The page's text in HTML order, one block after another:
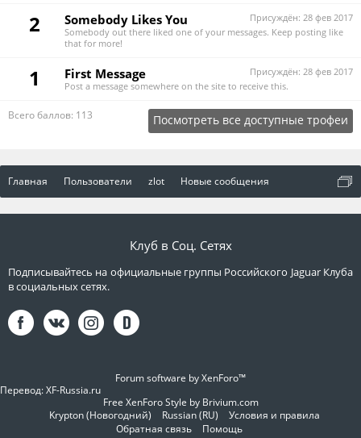
2 Присуждён: 28 фев 2017
Somebody Likes You
Somebody out there liked one of your messages. Keep posting like
that for more!
1 Присуждён: 28 фев 2017
First Message
Post a message somewhere on the site to receive this.
Всего баллов: 113 Посмотреть все доступные трофеи
Главная Пользователи zlot Новые сообщения
Клуб в Соц. Сетях
Подписывайтесь на официальные группы Российского Jaguar Клуба
в социальных сетях.
Forum software by XenForo™
Перевод:XF-Russia.ru
Free XenForo Style by Brivium.com
Krypton (Новогодний)
Russian (RU)
Условия и правила
Обратная связь
Помощь